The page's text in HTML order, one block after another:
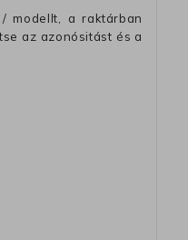
modellt, a raktárban
az azonósitást és a